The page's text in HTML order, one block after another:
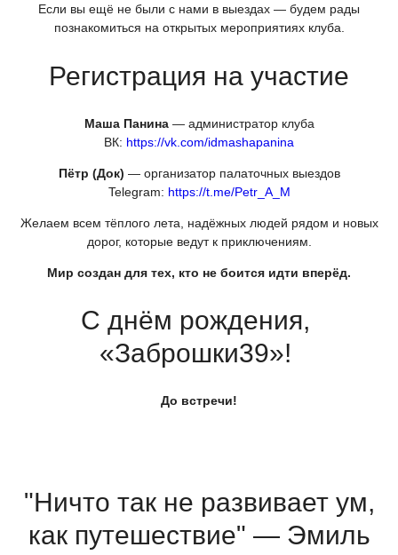
Если вы ещё не были с нами в выездах — будем рады
познакомиться на открытых мероприятиях клуба.
Регистрация на участие
Маша Панина— администратор клуба
ВК: https://vk.com/idmashapanina
Пётр (Док) — организатор палаточных выездов
Telegram: https://t.me/Petr_A_M
Желаем всем тёплого лета, надёжных людей рядом и новых
дорог, которые ведут к приключениям.
Мир создан для тех, кто не боится идти вперёд.
С днём рождения,
«Заброшки39»!
До встречи!
"Ничто так не развивает ум,
как путешествие" — Эмиль